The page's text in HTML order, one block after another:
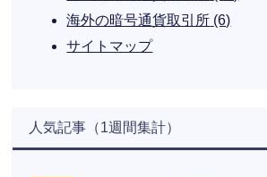
海外の暗号通貨取引所 (6)
サイトマップ
人気記事（1週間集計）